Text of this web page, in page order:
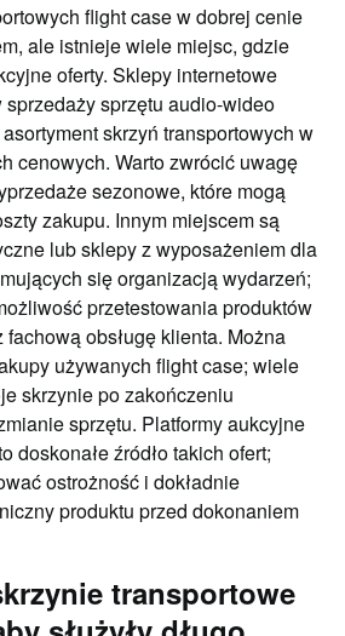
flight case w dobrej cenie
ale istnieje wiele miejsc, gdzie
oferty. Sklepy internetowe
sprzętu audio-wideo
skrzyń transportowych w
cenowych. Warto zwrócić uwagę
sezonowe, które mogą
zakupu. Innym miejscem są
lub sklepy z wyposażeniem dla
się organizacją wydarzeń;
przetestowania produktów
obsługę klienta. Można
używanych flight case; wiele
skrzynie po zakończeniu
sprzętu. Platformy aukcyjne
doskonałe źródło takich ofert;
ostrożność i dokładnie
produktu przed dokonaniem
transportowe